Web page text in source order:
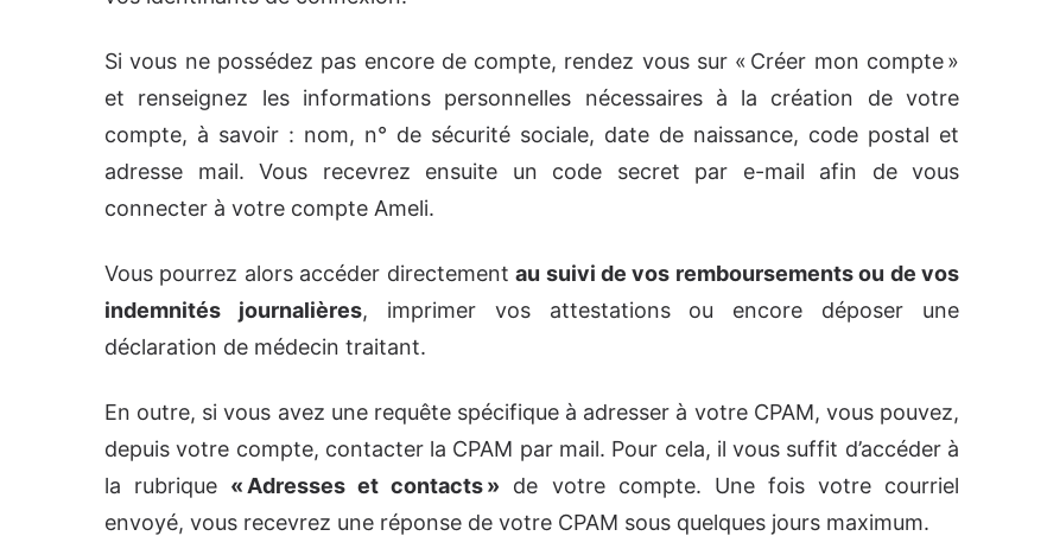
Si vous ne possédez pas encore de compte, rendez vous sur « Créer mon compte »
et renseignez les informations personnelles nécessaires à la création de votre
compte, à savoir : nom, n° de sécurité sociale, date de naissance, code postal et
adresse mail. Vous recevrez ensuite un code secret par e-mail afin de vous
connecter à votre compte Ameli.
Vous pourrez alors accéder directementau suivi de vos remboursements ou de vos
indemnités journalières, imprimer vos attestations ou encore déposer une
déclaration de médecin traitant.
En outre, si vous avez une requête spécifique à adresser à votre CPAM, vous pouvez,
depuis votre compte, contacter la CPAM par mail. Pour cela, il vous suffit d’accéder à
la rubrique « Adresses et contacts » de votre compte. Une fois votre courriel
envoyé, vous recevrez une réponse de votre CPAM sous quelques jours maximum.